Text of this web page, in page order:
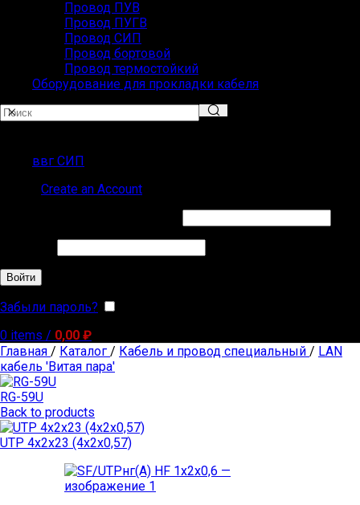
Провод ПУВ
Провод ПУГВ
Провод СИП
Провод бортовой
Провод термостойкий
Оборудование для прокладки кабеля
ввг СИП
Create an Account
Войти
Забыли пароль?
0 items / 0,00 ₽
Главная / Каталог / Кабель и провод специальный / LAN
кабель 'Витая пара'
RG-59U
Back to products
UTP 4х2х23 (4х2х0,57)